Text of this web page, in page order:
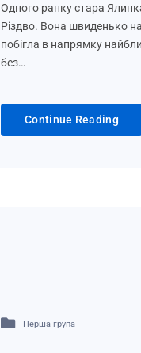
Одного ранку стара
Різдво. Вона швиденько
побігла в напрямку
без…
Continue Reading
Перша група